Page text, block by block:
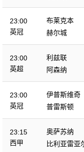
23:00
英冠
布莱克本
赫尔城
23:00
英超
利兹联
阿森纳
23:00
英冠
伊普斯维奇
普雷斯顿
23:15
西甲
奥萨苏纳
比利亚雷亚